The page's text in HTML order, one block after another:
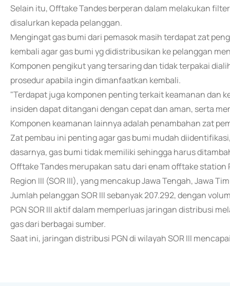
Selain itu, Offtake Tandes berperan dalam melakukan
disalurkan kepada pelanggan.
Mengingat gas bumi dari pemasok masih terdapat zat
kembali agar gas bumi yg didistribusikan ke pelanggan
Komponen pengikut yang tersaring dan tidak terpakai
prosedur apabila ingin dimanfaatkan kembali.
"Terdapat juga komponen penting terkait keamanan dan
insiden dapat ditangani dengan cepat dan aman, serta
Komponen keamanan lainnya adalah penambahan zat
Zat pembau ini penting agar gas bumi mudah
dasarnya, gas bumi tidak memiliki sehingga harus
Offtake Tandes merupakan satu dari enam offtake station
Region III (SOR III), yang mencakup Jawa Tengah, Jawa
Jumlah pelanggan SOR III sebanyak 207.292, dengan
PGN SOR III aktif dalam memperluas jaringan distribusi
gas dari berbagai sumber.
Saat ini, jaringan distribusi PGN di wilayah SOR III